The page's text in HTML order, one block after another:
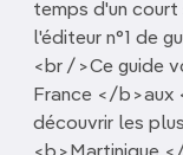
temps d'un
l'éditeur n°1 de
<br />Ce guide
France </
découvrir les